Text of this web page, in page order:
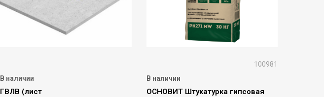
В наличии
ГВЛВ (лист
100981
В наличии
ОСНОВИТ Штукатурка гипсовая